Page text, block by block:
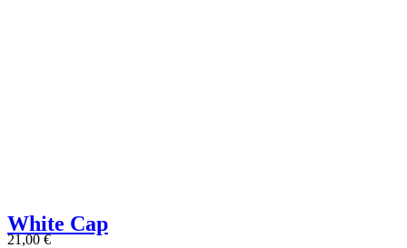
White Cap
21,00€